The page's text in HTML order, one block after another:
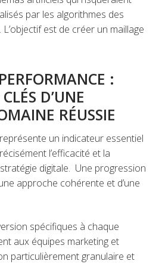
par les algorithmes des
est de créer un maillage
:
D’UNE
RÉUSSIE
un indicateur essentiel
l’efficacité et la
digitale. Une progression
approche cohérente et d’une
spécifiques à chaque
aux équipes marketing et
particulièrement granulaire et